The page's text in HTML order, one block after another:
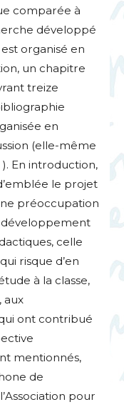
comparée à
développé
organisé en
un chapitre
treize
en
(elle-même
En introduction,
le projet
préoccupation
développement
celle
risque d’en
à la classe,
aux
ont contribué
mentionnés,
de
pour